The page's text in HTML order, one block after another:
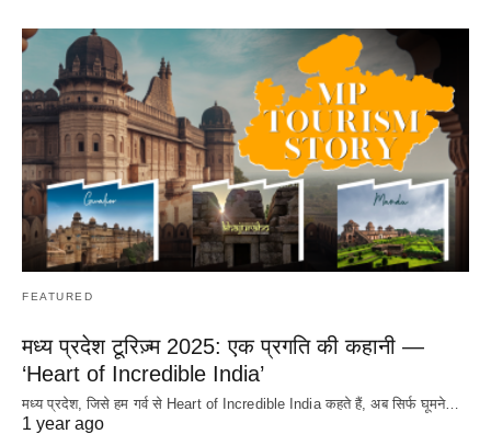
FEATURED
मध्य प्रदेश टूरिज़्म 2025: एक प्रगति की कहानी —
‘Heart of Incredible India’
मध्य प्रदेश, जिसे हम गर्व से Heart of Incredible India कहते हैं, अब सिर्फ घूमने…
1 year ago